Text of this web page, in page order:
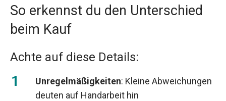
So erkennst du den Unterschied
beim Kauf
Achte auf diese Details:
Unregelmäßigkeiten: Kleine Abweichungen
deuten auf Handarbeit hin